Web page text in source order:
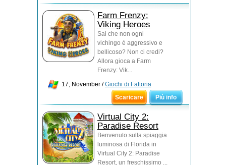
Farm Frenzy:
Viking Heroes
Sai che non ogni
vichingo è aggressivo e
bellicoso? Non ci credi?
Allora gioca a Farm
Frenzy: Vik...
17, November /Giochi di Fattoria
Scaricare
Più info
Virtual City 2:
Paradise Resort
Benvenuto sulla spiaggia
luminosa di Florida in
Virtual City 2: Paradise
Resort, un freschissimo ...